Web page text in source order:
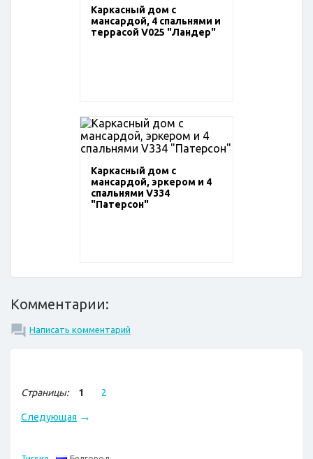
Каркасный дом с
мансардой, 4 спальнями и
террасой V025 "Ландер"
Каркасный дом с
мансардой, эркером и 4
спальнями V334
"Патерсон"
Комментарии:
Написать комментарий
Страницы: 1 2
Следующая →